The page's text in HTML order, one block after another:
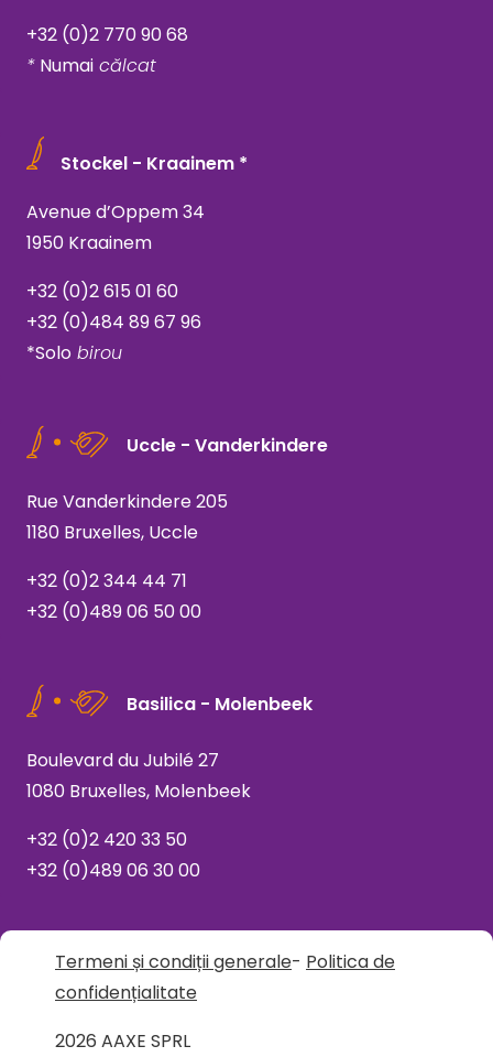
+32 (0)2 770 90 68
* Numai călcat
Stockel - Kraainem *
Avenue d’Oppem 34
1950 Kraainem
+32 (0)2 615 01 60
+32 (0)484 89 67 96
*Solo birou
Uccle - Vanderkindere
Rue Vanderkindere 205
1180 Bruxelles, Uccle
+32 (0)2 344 44 71
+32 (0)489 06 50 00
Basilica - Molenbeek
Boulevard du Jubilé 27
1080 Bruxelles, Molenbeek
+32 (0)2 420 33 50
+32 (0)489 06 30 00
Termeni și condiții generale- Politica de
confidențialitate
2026 AAXE SPRL